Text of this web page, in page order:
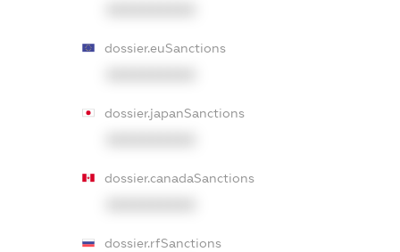
dossier.euSanctions
dossier.japanSanctions
dossier.canadaSanctions
dossier.rfSanctions